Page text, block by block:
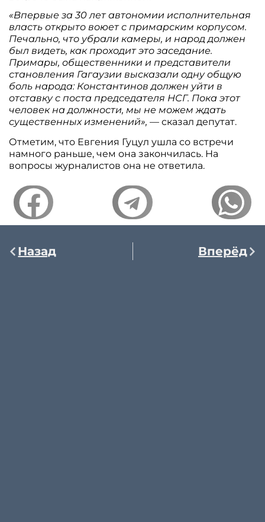
«Впервые за 30 лет автономии исполнительная
власть открыто воюет с примарским корпусом.
Печально, что убрали камеры, и народ должен
был видеть, как проходит это заседание.
Примары, общественники и представители
становления Гагаузии высказали одну общую
боль народа: Константинов должен уйти в
отставку с поста председателя НСГ. Пока этот
человек на должности, мы не можем ждать
существенных изменений»,— сказал депутат.
Отметим, что Евгения Гуцул ушла со встречи
намного раньше, чем она закончилась. На
вопросы журналистов она не ответила.
Назад Вперёд